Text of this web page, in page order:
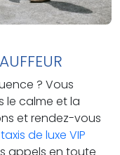
? Vous
le calme et la
et rendez-vous
taxis de luxe VIP
appels en toute